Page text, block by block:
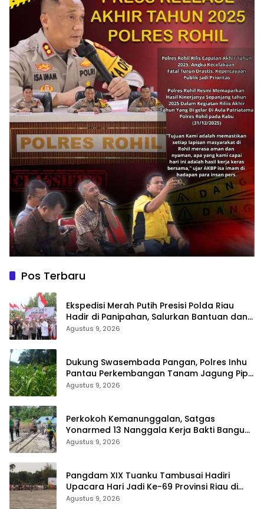
Pos Terbaru
Ekspedisi Merah Putih Presisi Polda Riau
Hadir di Panipahan, Salurkan Bantuan dan
Layanan Kesehatan
Agustus 9, 2026
Dukung Swasembada Pangan, Polres Inhu
Pantau Perkembangan Tanam Jagung Pipil
Agustus 9, 2026
Perkokoh Kemanunggalan, Satgas
Yonarmed 13 Nanggala Kerja Bakti Bangun
Masjid Al-Hikmah di Kapuas Hulu
Agustus 9, 2026
Pangdam XIX Tuanku Tambusai Hadiri
Upacara Hari Jadi Ke-69 Provinsi Riau di
Pekanbaru
Agustus 9, 2026